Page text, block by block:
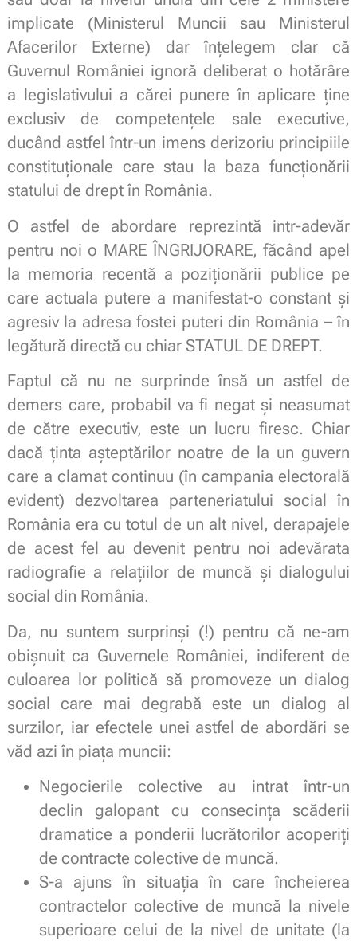
implicate (Ministerul Muncii sau Ministerul
Afacerilor Externe) dar înțelegem clar că
Guvernul României ignoră deliberat o hotărâre
a legislativului a cărei punere în aplicare ține
exclusiv de competențele sale executive,
ducând astfel într-un imens derizoriu principiile
constituționale care stau la baza funcționării
statului de drept în România.
O astfel de abordare reprezintă intr-adevăr
pentru noi o MARE ÎNGRIJORARE, făcând apel
la memoria recentă a poziționării publice pe
care actuala putere a manifestat-o constant și
agresiv la adresa fostei puteri din România – în
legătură directă cu chiar STATUL DE DREPT.
Faptul că nu ne surprinde însă un astfel de
demers care, probabil va fi negat și neasumat
de către executiv, este un lucru firesc. Chiar
dacă ținta așteptărilor noatre de la un guvern
care a clamat continuu (în campania electorală
evident) dezvoltarea parteneriatului social în
România era cu totul de un alt nivel, derapajele
de acest fel au devenit pentru noi adevărata
radiografie a relațiilor de muncă și dialogului
social din România.
Da, nu suntem surprinși (!) pentru că ne-am
obișnuit ca Guvernele României, indiferent de
culoarea lor politică să promoveze un dialog
social care mai degrabă este un dialog al
surzilor, iar efectele unei astfel de abordări se
văd azi în piața muncii:
Negocierile colective au intrat într-un
declin galopant cu consecința scăderii
dramatice a ponderii lucrătorilor acoperiți
de contracte colective de muncă.
S-a ajuns în situația în care încheierea
contractelor colective de muncă la nivele
superioare celui de la nivel de unitate (la